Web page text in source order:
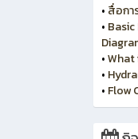
• สื่อกา
•
•What
•
• Flow